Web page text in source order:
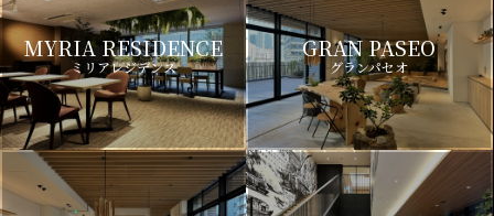
MYRIA RESIDENCE
ミリアレジデンス
GRAN PASEO
グランパセオ